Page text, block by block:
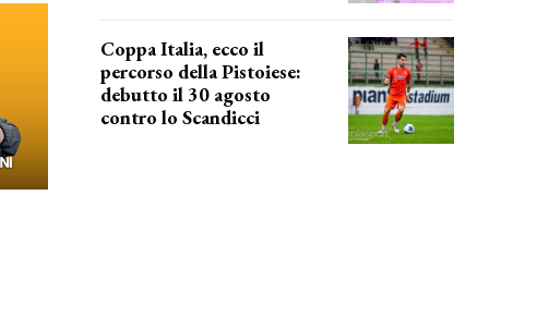
Coppa Italia, ecco il
percorso della Pistoiese:
debutto il 30 agosto
contro lo Scandicci